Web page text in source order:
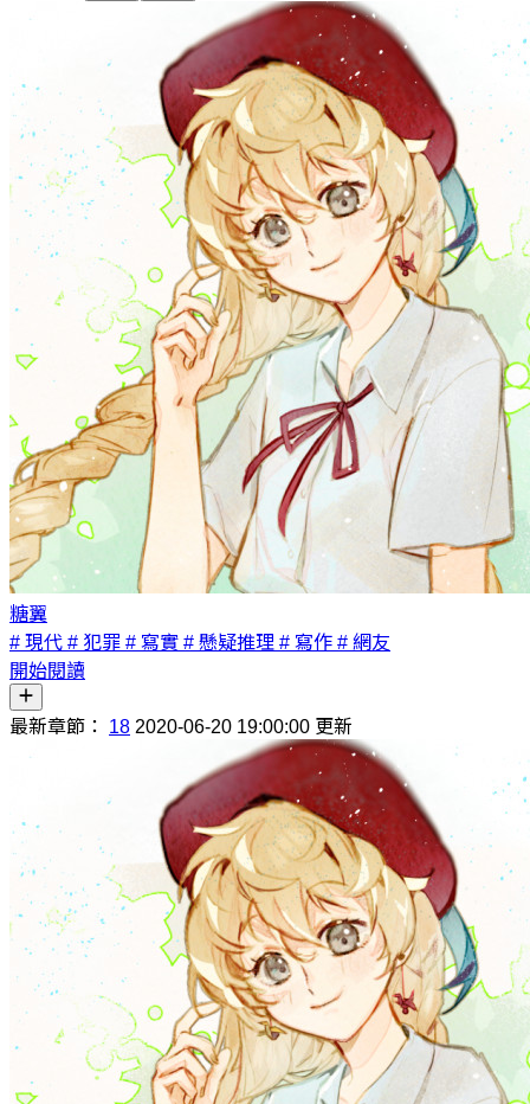
糖翼
# 現代 # 犯罪 # 寫實 # 懸疑推理 # 寫作 # 網友
開始閱讀
最新章節： 18 2020-06-20 19:00:00 更新